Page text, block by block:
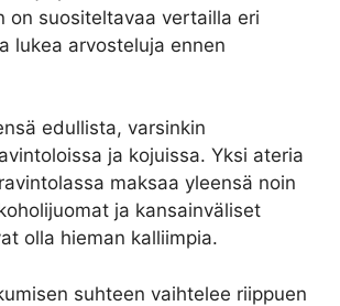
on suositeltavaa vertailla eri
lukea arvosteluja ennen
edullista, varsinkin
ja kojuissa. Yksi ateria
maksaa yleensä noin
ja kansainväliset
olla hieman kalliimpia.
suhteen vaihtelee riippuen